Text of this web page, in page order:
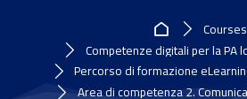
HomeCourses
Competenze digitali per la PA
Percorso di formazione
Area di competenza 2.